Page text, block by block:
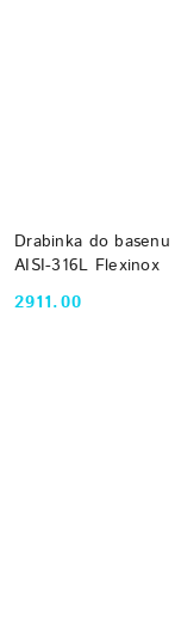
Drabinka do
AISI-316L Flexinox
Cena:
2911.00